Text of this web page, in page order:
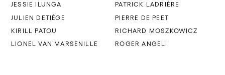
JESSIE ILUNGA
JULIEN DETIÈGE
KIRILL PATOU
LIONEL VAN MARSENILLE
PATRICK LADRIÈRE
PIERRE DE PEET
RICHARD MOSZKOWICZ
ROGER ANGELI